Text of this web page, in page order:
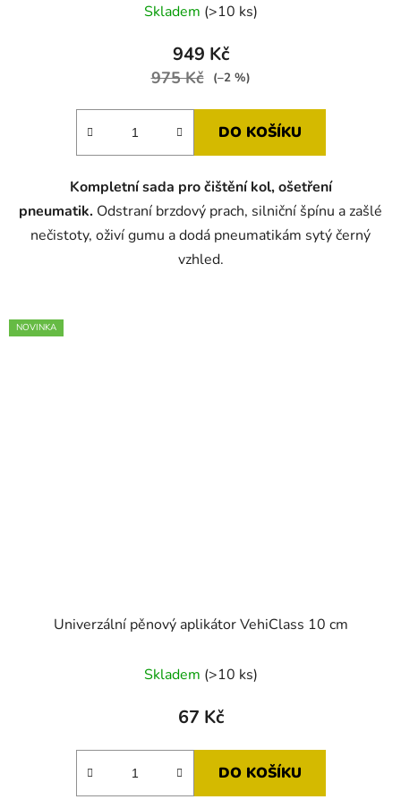
Skladem (>10 ks)
949 Kč
975 Kč (–2 %)
DO KOŠÍKU
Kompletní sada pro čištění kol, ošetření
pneumatik. Odstraní brzdový prach, silniční špínu a zašlé
nečistoty, oživí gumu a dodá pneumatikám sytý černý
vzhled.
NOVINKA
Univerzální pěnový aplikátor VehiClass 10 cm
Skladem (>10 ks)
67 Kč
DO KOŠÍKU